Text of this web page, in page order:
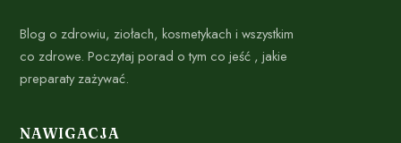
Blog o zdrowiu, ziołach, kosmetykach i wszystkim
co zdrowe. Poczytaj porad o tym co jeść , jakie
preparaty zażywać.
NAWIGACJA